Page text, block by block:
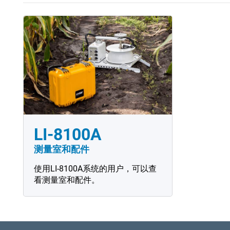
LI-8100A
测量室和配件
使用LI-8100A系统的用户，可以查
看测量室和配件。